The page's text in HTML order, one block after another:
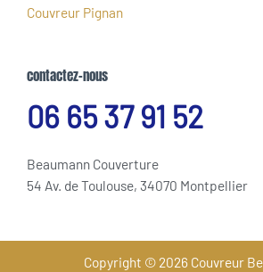
Couvreur Pignan
contactez-nous
06 65 37 91 52
Beaumann Couverture
54 Av. de Toulouse, 34070 Montpellier
Copyright © 2026 Couvreur